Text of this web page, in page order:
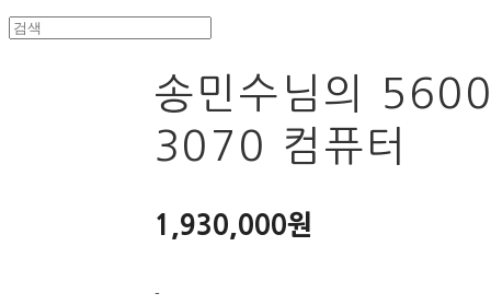
송민수님의
3070 컴퓨터
1,930,000원
-